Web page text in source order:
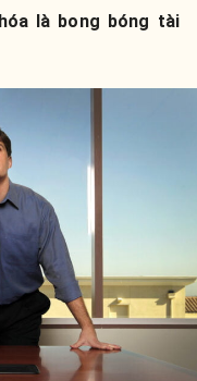
là bong bóng tài